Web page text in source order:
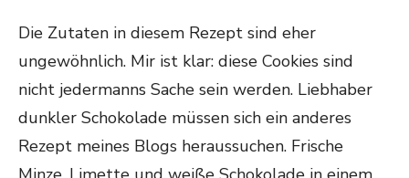
Die Zutaten in diesem Rezept sind eher
ungewöhnlich. Mir ist klar: diese Cookies sind
nicht jedermanns Sache sein werden. Liebhaber
dunkler Schokolade müssen sich ein anderes
Rezept meines Blogs heraussuchen. Frische